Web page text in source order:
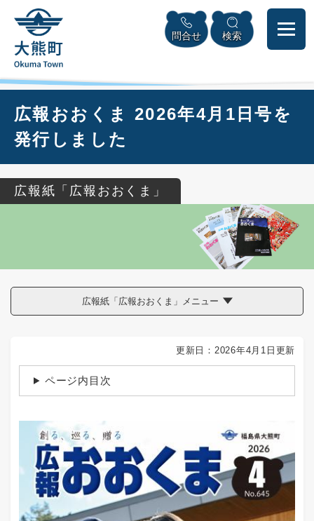
頭
メニューを飛ばして本文へ
問合せ 検索
広報おおくま 2026年4月1日号を
発行しました
広報紙「広報おおくま」
広報紙「広報おおくま」メニュー
更新日：2026年4月1日更新
ページ内目次